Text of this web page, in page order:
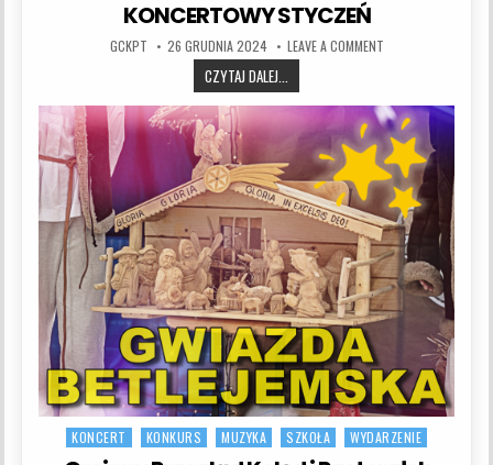
KONCERTOWY STYCZEŃ
AUTHOR:
GCKPT PUBLISHED DATE:
26 GRUDNIA 2024 LEAVE A COMMENTON KONCERTOWY
CZYTAJ DALEJ...
Posted in
KONCERT KONKURS MUZYKA SZKOŁA WYDARZENIE